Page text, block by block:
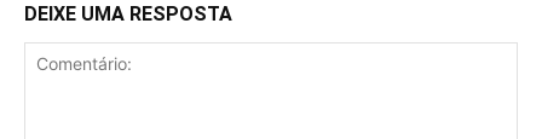
DEIXE UMA RESPOSTA